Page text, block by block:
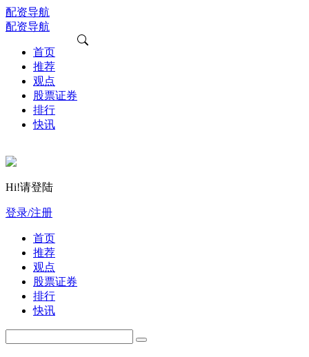
配资导航
配资导航
首页
推荐
观点
股票证券
排行
快讯
Hi!请登陆
登录/注册
首页
推荐
观点
股票证券
排行
快讯